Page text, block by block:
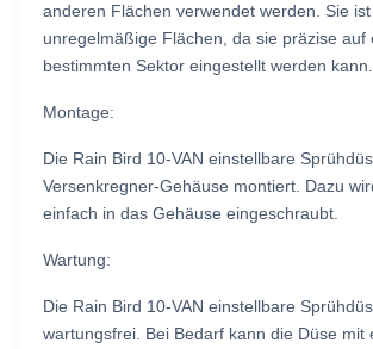
anderen Flächen verwendet werden. Sie
unregelmäßige Flächen, da sie präzise auf
bestimmten Sektor eingestellt werden kann.
Montage:
Die Rain Bird 10-VAN einstellbare
Versenkregner-Gehäuse montiert. Dazu
einfach in das Gehäuse eingeschraubt.
Wartung:
Die Rain Bird 10-VAN einstellbare
wartungsfrei. Bei Bedarf kann die Düse mit